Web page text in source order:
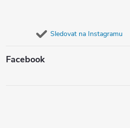
Sledovat na Instagramu
Facebook